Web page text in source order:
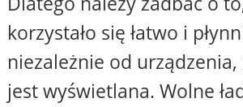
korzystało się łatwo i
niezależnie od
jest wyświetlana. Wolne